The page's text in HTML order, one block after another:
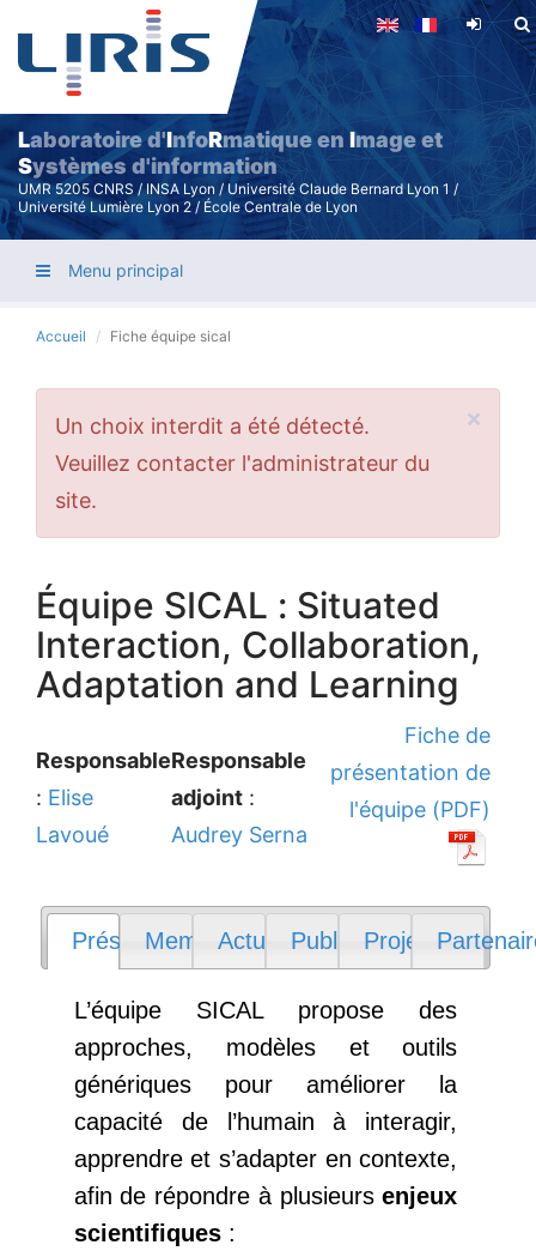
Aller
contenu
principal
Laboratoire d'InfoRmatique enImage et
Systèmes d'information
UMR 5205 CNRS / INSA Lyon / Université Claude Bernard Lyon 1 /
Université Lumière Lyon 2 / École Centrale de Lyon
Menu principal
Accueil Fiche équipe sical
×
Message
d'erreur
Un choix interdit a été détecté.
Veuillez contacter l'administrateur du
site.
Équipe SICAL : Situated
Interaction, Collaboration,
Adaptation and Learning
Responsable
: Elise
Lavoué
Responsable
adjoint :
Audrey Serna
Fiche de
présentation de
l'équipe (PDF)
PrésentationMembresActualitésPublications
Projets
L’équipe SICAL propose des
approches, modèles et outils
génériques pour améliorer la
capacité de l’humain à interagir,
apprendre et s’adapter en contexte,
afin de répondre à plusieursenjeux
scientifiques: